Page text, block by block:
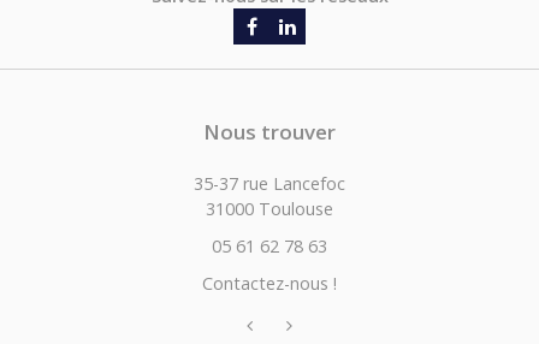
Nous trouver
35-37 rue Lancefoc
31000 Toulouse
05 61 62 78 63
Contactez-nous !